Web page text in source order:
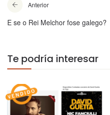
Anterior
E se o Rei Melchor fose galego?
Te podría interesar